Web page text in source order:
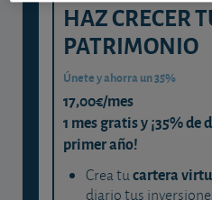
HAZ CRECER
PATRIMONIO
Únete y ahorra un 35%
17,00€/mes
1 mes gratis y ¡35% de
primer año!
Crea tucartera
diario tus